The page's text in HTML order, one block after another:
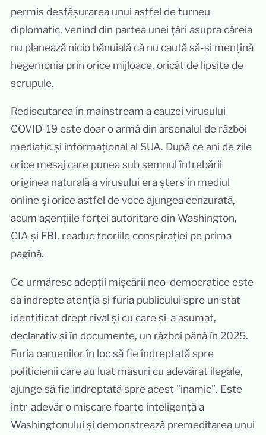
permis desfășurarea unui astfel de turneu
diplomatic, venind din partea unei țări asupra căreia
nu planează nicio bănuială că nu caută să-și mențină
hegemonia prin orice mijloace, oricât de lipsite de
scrupule.
Rediscutarea în mainstream a cauzei virusului
COVID-19 este doar o armă din arsenalul de război
mediatic și informațional al SUA. După ce ani de zile
orice mesaj care punea sub semnul întrebării
originea naturală a virusului era șters în mediul
online și orice astfel de voce ajungea cenzurată,
acum agențiile forței autoritare din Washington,
CIA și FBI, readuc teoriile conspirației pe prima
pagină.
Ce urmăresc adepții mișcării neo-democratice este
să îndrepte atenția și furia publicului spre un stat
identificat drept rival și cu care și-a asumat,
declarativ și în documente, un război până în 2025.
Furia oamenilor în loc să fie îndreptată spre
politicienii care au luat măsuri cu adevărat ilegale,
ajunge să fie îndreptată spre acest ”inamic”. Este
într-adevăr o mișcare foarte inteligență a
Washingtonului și demonstrează premeditarea unui